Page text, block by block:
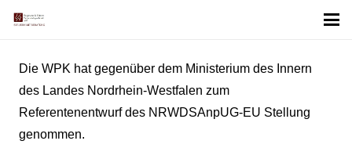
Die WPK hat gegenüber dem Ministerium des Innern
des Landes Nordrhein-Westfalen zum
Referentenentwurf des NRWDSAnpUG-EU Stellung
genommen.